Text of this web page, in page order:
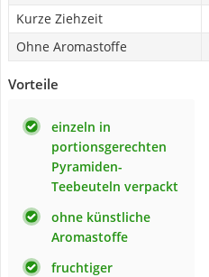
Kurze Ziehzeit
Ohne Aromastoffe
Vorteile
einzeln in
portionsgerechten
Pyramiden-
Teebeuteln verpackt
ohne künstliche
Aromastoffe
fruchtiger